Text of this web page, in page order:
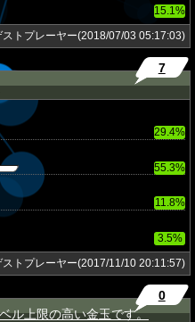
15.1%
ストプレーヤー(2018/07/03 05:17:03)
7
29.4%
55.3%
11.8%
3.5%
ストプレーヤー(2017/11/10 20:11:57)
ル上限の高い金玉です。
0